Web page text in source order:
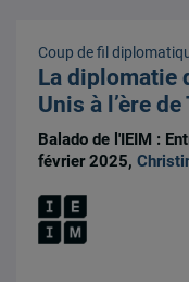
Coup de fil
La diplomatie
Unis à l’ère
Balado de l'IEIM :
février 2025,